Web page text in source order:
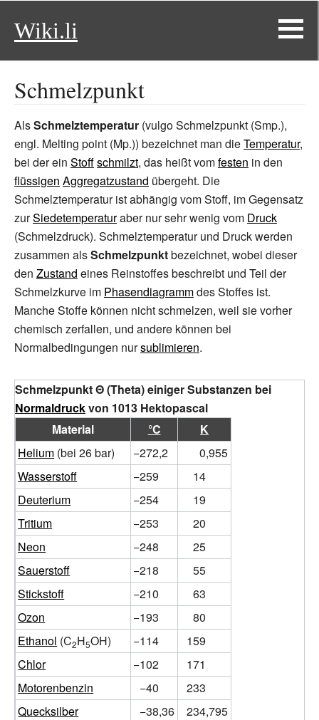
Wiki.li
Schmelzpunkt
AlsSchmelztemperatur (vulgo Schmelzpunkt (Smp.),
engl. Melting point (Mp.)) bezeichnet man dieTemperatur,
bei der ein Stoffschmilzt, das heißt vomfesten in den
flüssigen Aggregatzustand übergeht. Die
Schmelztemperatur ist abhängig vom Stoff, im Gegensatz
zurSiedetemperaturaber nur sehr wenig vom Druck
(Schmelzdruck). Schmelztemperatur und Druck werden
zusammen alsSchmelzpunktbezeichnet, wobei dieser
den Zustand eines Reinstoffes beschreibt und Teil der
Schmelzkurve im Phasendiagrammdes Stoffes ist.
Manche Stoffe können nicht schmelzen, weil sie vorher
chemisch zerfallen, und andere können bei
Normalbedingungen nursublimieren.
Schmelzpunkt Θ (Theta) einiger Substanzen bei
Normaldruckvon 1013 Hektopascal
Material
°C
K
Helium (bei 26 bar) −272,2
0,955
Wasserstoff
−259
14
Deuterium
−254
19
Tritium
−253
20
Neon
−248
25
Sauerstoff
−218
55
Stickstoff
−210
63
Ozon
−193
80
Ethanol (C2H5OH) −114
159
Chlor
−102
171
Motorenbenzin
−40
233
Quecksilber
−38,36
234,795